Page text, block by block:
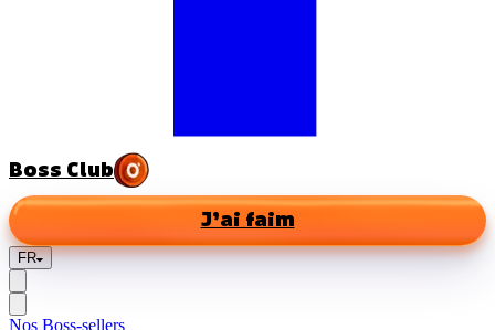
Boss Club
J’ai faim
FR
Nos Boss-sellers